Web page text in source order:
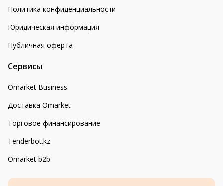
Политика конфиденциальности
Юридическая информация
Публичная оферта
Сервисы
Omarket Business
Доставка Omarket
Торговое финансирование
Tenderbot.kz
Omarket b2b